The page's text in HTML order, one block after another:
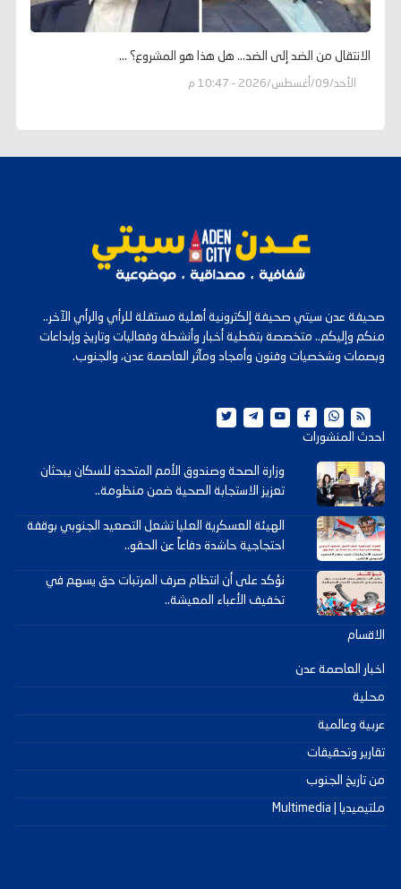
الانتقال من الضد إلى الضد... هل هذا هو المشروع؟ ...
الأحد/09/أغسطس/2026 - 10:47 م
صحيفة عدن سيتي صحيفة إلكترونية أهلية مستقلة للرأي والرأي الآخر..
منكم وإليكم.. متخصصة بتغطية أخبار وأنشطة وفعاليات وتاريخ وإبداعات
وبصمات وشخصيات وفنون وأمجاد ومآثر العاصمة عدن، والجنوب.
احدث المنشورات
وزارة الصحة وصندوق الأمم المتحدة للسكان يبحثان
تعزيز الاستجابة الصحية ضمن منظومة..
الهيئة العسكرية العليا تشعل التصعيد الجنوبي بوقفة
احتجاجية حاشدة دفاعاً عن الحقو..
نؤكد على أن انتظام صرف المرتبات حق يسهم في
تخفيف الأعباء المعيشة..
الاقسام
اخبار العاصمة عدن
محلية
عربية وعالمية
تقارير وتحقيقات
من تاريخ الجنوب
ملتيميديا | Multimedia